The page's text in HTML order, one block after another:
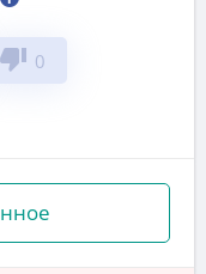
thumb_down 0